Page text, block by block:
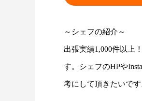
～シェフの紹介～
出張実績1,000件以上
す。シェフのHPや
考にして頂きたいです